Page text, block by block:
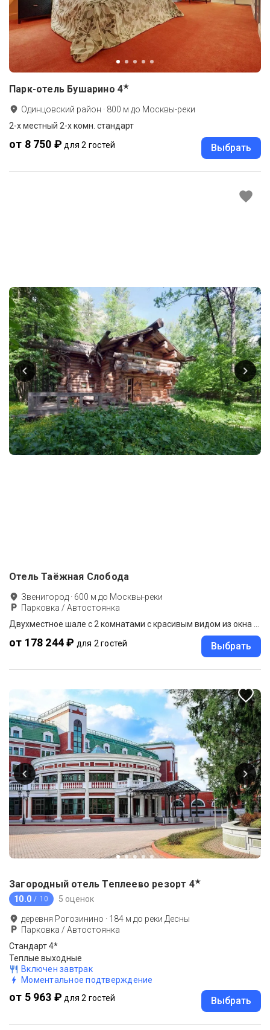
Парк-отель Бушарино 4★
Одинцовский район · 800 м до Москвы-реки
2-x местный 2-х комн. стандарт
от 8 750 ₽ для 2 гостей Выбрать
Отель Таёжная Слобода
Звенигород · 600 м до Москвы-реки
Парковка / Автостоянка
Двухместное шале с 2 комнатами с красивым видом из окна двуспальная кровать
от 178 244 ₽ для 2 гостей Выбрать
Загородный отель Теплеево резорт 4★
10.0 / 10 5 оценок
деревня Рогозинино · 184 м до реки Десны
Парковка / Автостоянка
Стандарт 4*
Теплые выходные
Включен завтрак
Моментальное подтверждение
от 5 963 ₽ для 2 гостей Выбрать